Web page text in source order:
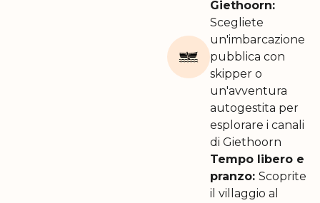
Giethoorn:
Scegliete
un'imbarcazione
pubblica con
skipper o
un'avventura
autogestita per
esplorare i canali
di Giethoorn
Tempo libero e
pranzo: Scoprite
il villaggio al